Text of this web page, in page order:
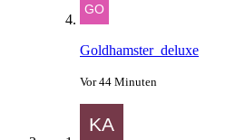
Goldhamster_deluxe
Vor 44 Minuten